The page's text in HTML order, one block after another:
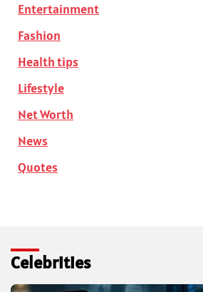
Entertainment
Fashion
Health tips
Lifestyle
Net Worth
News
Quotes
Celebrities